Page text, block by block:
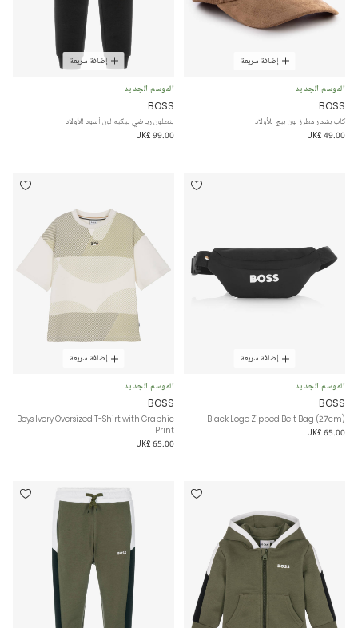
إضافة سريعة
الموسم الجديد
BOSS
كاب بشعار مطرز لون بيج للأولاد
UK£ 49.00
إضافة سريعة
الموسم الجديد
BOSS
بنطلون رياضي بيكيه لون أسود للأولاد
UK£ 99.00
إضافة سريعة
الموسم الجديد
BOSS
Black Logo Zipped Belt Bag (27cm)
UK£ 65.00
إضافة سريعة
الموسم الجديد
BOSS
Boys Ivory Oversized T-Shirt with Graphic
Print
UK£ 65.00